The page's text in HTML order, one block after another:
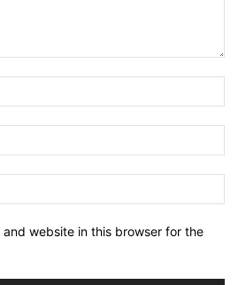
and website in this browser for the